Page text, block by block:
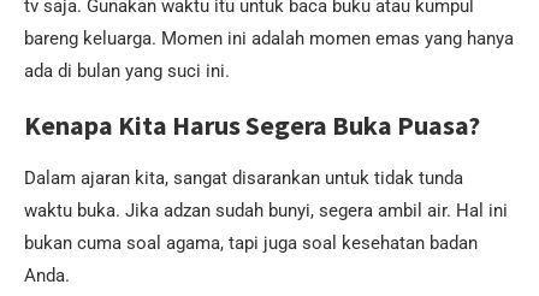
tv saja. Gunakan waktu itu untuk baca buku atau kumpul
bareng keluarga. Momen ini adalah momen emas yang hanya
ada di bulan yang suci ini.
Kenapa Kita Harus Segera Buka Puasa?
Dalam ajaran kita, sangat disarankan untuk tidak tunda
waktu buka. Jika adzan sudah bunyi, segera ambil air. Hal ini
bukan cuma soal agama, tapi juga soal kesehatan badan
Anda.